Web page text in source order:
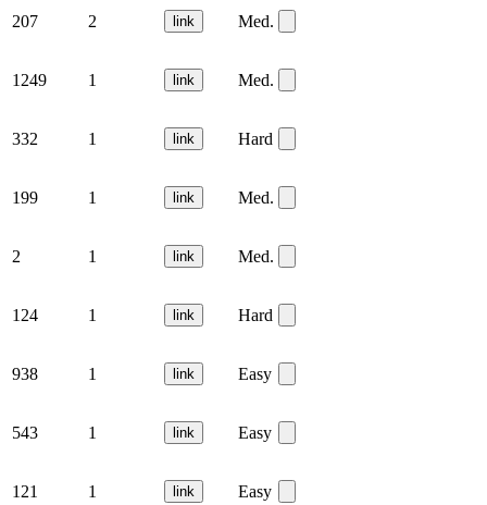
207 2 link Med.
1249 1 link Med.
332 1 link Hard
199 1 link Med.
2 1 link Med.
124 1 link Hard
938 1 link Easy
543 1 link Easy
121 1 link Easy